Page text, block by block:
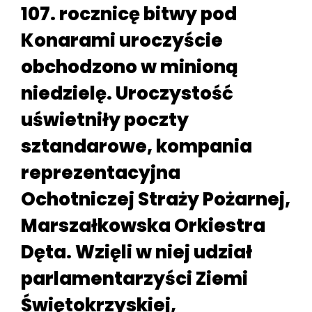
107. rocznicę bitwy pod
Konarami uroczyście
obchodzono w minioną
niedzielę. Uroczystość
uświetniły poczty
sztandarowe, kompania
reprezentacyjna
Ochotniczej Straży Pożarnej,
Marszałkowska Orkiestra
Dęta. Wzięli w niej udział
parlamentarzyści Ziemi
Świętokrzyskiej,